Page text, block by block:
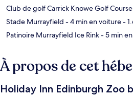
Club de golf Carrick Knowe Golf Course
Stade Murrayfield - 4 min en voiture-
Patinoire Murrayfield Ice Rink- 5 min
À propos de cet
Holiday Inn Edinburgh Zoo